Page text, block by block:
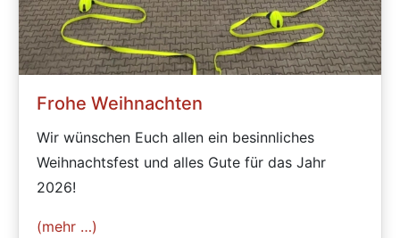
Frohe Weihnachten
Wir wünschen Euch allen ein besinnliches
Weihnachtsfest und alles Gute für das Jahr
2026!
(mehr …)